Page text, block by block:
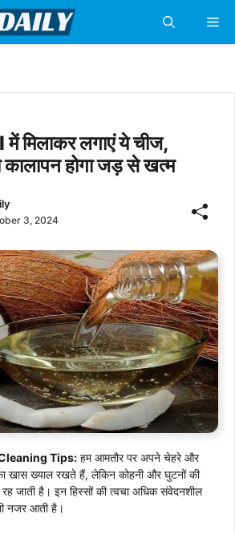
मिलाकर लगाएं ये चीज,
होगा जड़ से खत्म
3, 2024
Tips: हम आमतौर पर अपने चेहरे और
का खास ख्याल रखते हैं, लेकिन कोहनी और घुटनों की
जाती है। इन हिस्सों की त्वचा अधिक संवेदनशील
नजर आती है।